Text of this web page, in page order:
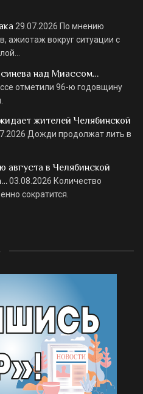
29.07.2026 По мнению
ажиотаж вокруг ситуации с
над Миассом…
отметили 96-ю годовщину
жителей Челябинской
Дожди продолжат лить в
августа в Челябинской
03.08.2026 Количество
сократится.